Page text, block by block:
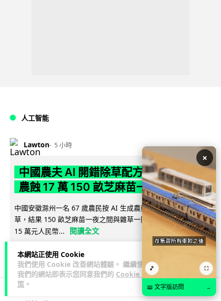
本網站正使用 Cookie
我們使用 Cookie 改善網站體驗。 繼續使用
我們的網站即表示您同意我們的 Cookie 政
策 。
人工智能
Lawton 5 小時
中國農夫 AI 開錯除草配方 AI 幻覺累老
農蝕 17 萬 150 畝芝麻苗一夜枯死
中國安徽滁州一名 67 歲農民按 AI 生成農藥配方為芝麻田除
草，結果 150 畝芝麻苗一夜之間與雜草一同枯死，估計損失約
15 萬元人民幣...
閱讀全文
164 22 ↗ 分享
×
🎵 ⛶
📖 文字版訪問 →